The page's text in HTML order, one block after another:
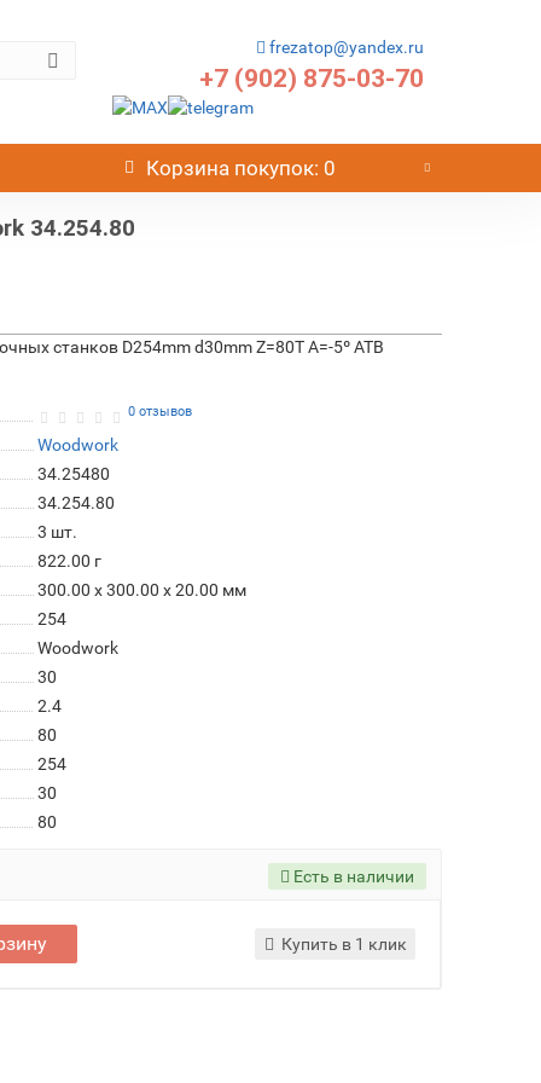
frezatop@yandex.ru
+7 (902) 875-03-70
Корзина покупок: 0
34.254.80
станков D254mm d30mm Z=80T A=-5º ATB
0 отзывов
Woodwork
34.25480
34.254.80
3 шт.
822.00 г
300.00 x 300.00 x 20.00 мм
254
Woodwork
30
2.4
80
254
30
80
Есть в наличии
Купить в 1 клик